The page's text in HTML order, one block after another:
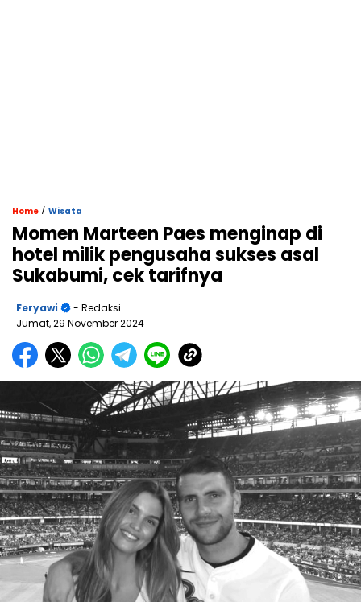
Home / Wisata
Momen Marteen Paes menginap di
hotel milik pengusaha sukses asal
Sukabumi, cek tarifnya
Feryawi
- Redaksi
Jumat, 29 November 2024